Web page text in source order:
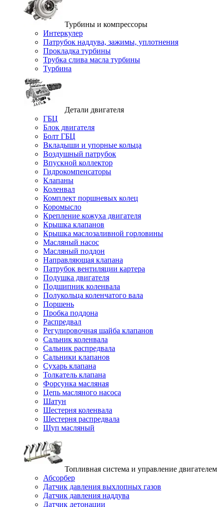
Турбины и компрессоры
Интеркулер
Патрубок наддува, зажимы, уплотнения
Прокладка турбины
Трубка слива масла турбины
Турбина
Детали двигателя
ГБЦ
Блок двигателя
Болт ГБЦ
Вкладыши и упорные кольца
Воздушный патрубок
Впускной коллектор
Гидрокомпенсаторы
Клапаны
Коленвал
Комплект поршневых колец
Коромысло
Крепление кожуха двигателя
Крышка клапанов
Крышка маслозаливной горловины
Масляный насос
Масляный поддон
Направляющая клапана
Патрубок вентиляции картера
Подушка двигателя
Подшипник коленвала
Полукольца коленчатого вала
Поршень
Пробка поддона
Распредвал
Регулировочная шайба клапанов
Сальник коленвала
Сальник распредвала
Сальники клапанов
Сухарь клапана
Толкатель клапана
Форсунка масляная
Цепь масляного насоса
Шатун
Шестерня коленвала
Шестерня распредвала
Щуп масляный
Топливная система и управление двигателем
Абсорбер
Датчик давления выхлопных газов
Датчик давления наддува
Датчик детонации